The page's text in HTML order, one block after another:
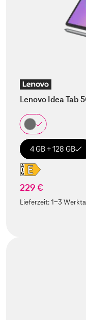
Lenovo Idea Tab
4 GB + 128 GB
229 €
Lieferzeit:1-3